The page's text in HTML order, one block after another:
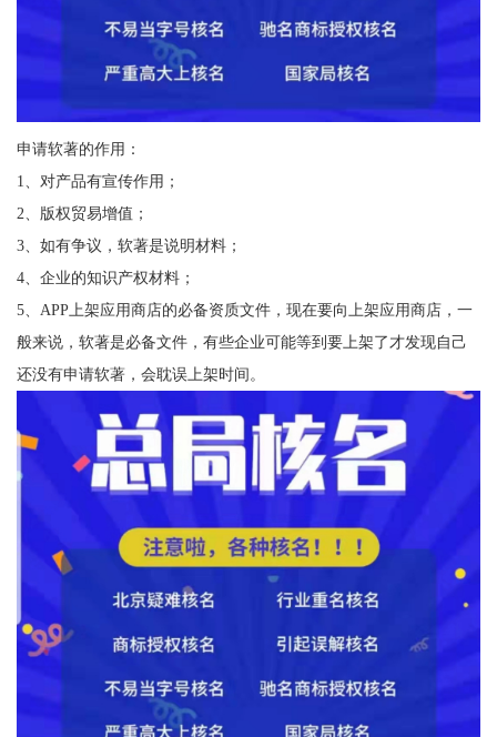
申请软著的作用：
1、对产品有宣传作用；
2、版权贸易增值；
3、如有争议，软著是说明材料；
4、企业的知识产权材料；
5、APP上架应用商店的必备资质文件，现在要向上架应用商店，一
般来说，软著是必备文件，有些企业可能等到要上架了才发现自己
还没有申请软著，会耽误上架时间。